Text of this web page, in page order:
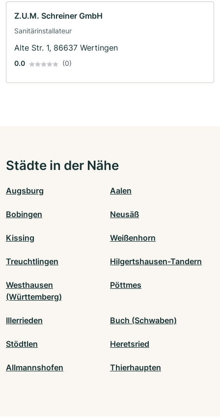
Z.U.M. Schreiner GmbH
Sanitärinstallateur
Alte Str. 1, 86637 Wertingen
0.0 (0)
Städte in der Nähe
Augsburg Aalen
Bobingen Neusäß
Kissing Weißenhorn
Treuchtlingen Hilgertshausen-Tandern
Westhausen
(Württemberg)
Pöttmes
Illerrieden Buch (Schwaben)
Stödtlen Heretsried
Allmannshofen Thierhaupten